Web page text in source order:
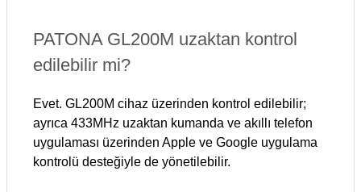
PATONA GL200M uzaktan kontrol
edilebilir mi?
Evet. GL200M cihaz üzerinden kontrol edilebilir;
ayrıca 433MHz uzaktan kumanda ve akıllı telefon
uygulaması üzerinden Apple ve Google uygulama
kontrolü desteğiyle de yönetilebilir.